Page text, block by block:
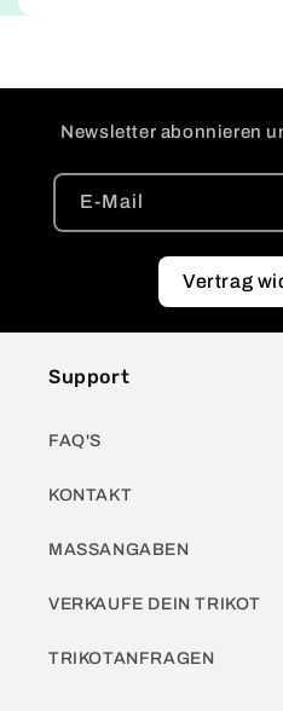
Newsletter abonnieren
E-Mail
Vertrag
Support
FAQ'S
KONTAKT
MASSANGABEN
VERKAUFE DEIN TRIKOT
TRIKOTANFRAGEN